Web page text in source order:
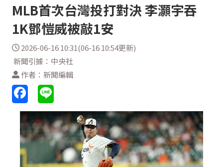
MLB首次台灣投打對決 李灝宇吞
1K鄧愷威被敲1安
2026-06-16 10:31(06-16 10:54更新)
新聞引據：中央社
作者：新聞編輯